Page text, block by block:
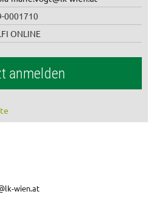
0001710
ONLINE
anmelden
wien.at